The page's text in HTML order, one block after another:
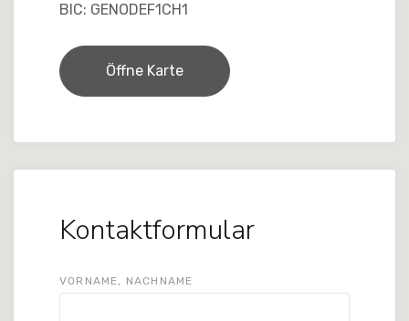
BIC: GENODEF1CH1
Öffne Karte
Kontaktformular
VORNAME, NACHNAME